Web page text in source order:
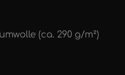
(ca. 290 g/m²)